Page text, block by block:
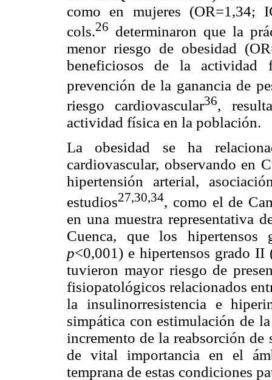
como en mujeres (OR=1,34;
cols.26 determinaron que la
menor riesgo de obesidad
beneficiosos de la
prevención de la ganancia de
riesgo cardiovascular36,
actividad física en la población.
La obesidad se ha
cardiovascular, observando en
hipertensión arterial,
estudios27,30,34, como el de
en una muestra representativa
Cuenca, que los hipertensos
p<0,001) e hipertensos grado
tuvieron mayor riesgo de
fisiopatológicos relacionados
la insulinorresistencia e
simpática con estimulación de
incremento de la reabsorción
de vital importancia en el
temprana de estas condiciones